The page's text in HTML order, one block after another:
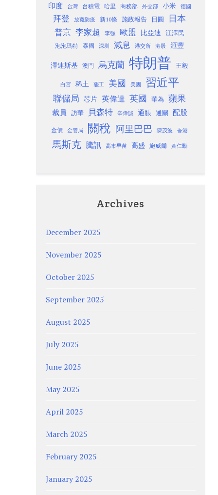
印度
台灣 台積電 哈里 商務部 外交部 小米 德國
拜登 放寬防疫 新10條 施政報告 日圓 日本
普京 李家超 李強 歐盟 比亞迪 江澤民
泡泡瑪特 泰國 深圳 減息 港交所 港股 滙豐
澤連斯基 澳門 烏克蘭 特朗普 王毅
白宮 稀土 罷工 美國 美團 習近平
聯儲局 芯片 英偉達 英國 華為 蘋果
裁員 訪華 貝森特 辛偉誠 通脹 通關 配股
金價 金管局 關稅 阿里巴巴 陳茂波 香港
馬斯克 騰訊 高市早苗 高盛 鮑威爾 黃仁勳
Archives
December 2025
November 2025
October 2025
September 2025
August 2025
July 2025
June 2025
May 2025
April 2025
March 2025
February 2025
January 2025